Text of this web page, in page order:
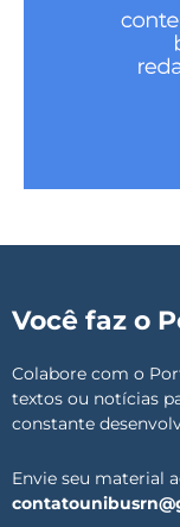
Você faz o
Colabore com o
textos ou notícias
constante
Envie seu material